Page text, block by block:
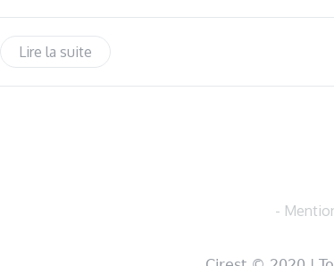
Lire la suite
-